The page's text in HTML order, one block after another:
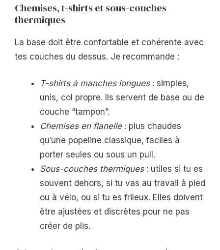
Chemises, t-shirts et sous-couches
thermiques
La base doit être confortable et cohérente avec
tes couches du dessus. Je recommande :
T-shirts à manches longues: simples,
unis, col propre. Ils servent de base ou de
couche “tampon”.
Chemises en flanelle: plus chaudes
qu’une popeline classique, faciles à
porter seules ou sous un pull.
Sous-couches thermiques: utiles si tu es
souvent dehors, si tu vas au travail à pied
ou à vélo, ou si tu es frileux. Elles doivent
être ajustées et discrètes pour ne pas
créer de plis.